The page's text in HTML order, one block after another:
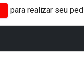
para realizar seu